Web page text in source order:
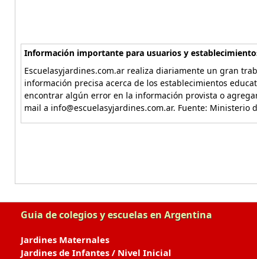
Información importante para usuarios y
Escuelasyjardines.com.ar realiza diariamente un gran
información precisa acerca de los establecimientos
encontrar algún error en la información provista o
mail a info@escuelasyjardines.com.ar. Fuente: Ministerio
Guia de colegios y escuelas en Argentina
Jardines Maternales
Jardines de Infantes / Nivel Inicial